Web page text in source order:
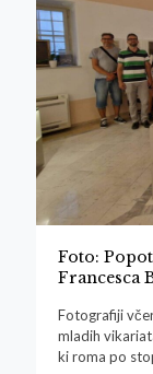
Foto:
Francesca
Fotografiji
mladih
ki roma po